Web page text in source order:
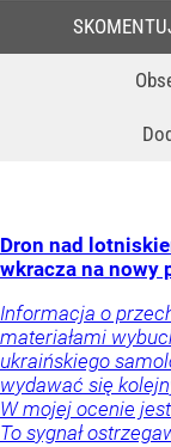
Dron nad
wkracza na nowy
Informacja o
materiałami
ukraińskiego
wydawać się
W mojej ocenie
To sygnał